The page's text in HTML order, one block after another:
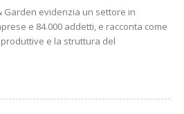
Garden evidenzia un settore in
e 84.000 addetti, e racconta come
e la struttura del